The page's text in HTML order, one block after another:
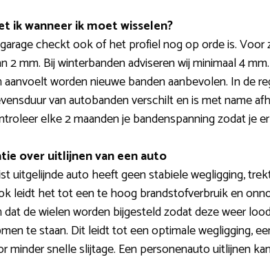
ik wanneer ik moet wisselen?
checkt ook of het profiel nog op orde is.
2 mm. Bij winterbanden adviseren wij minimaal 4
worden nieuwe banden aanbevolen. In de
van autobanden verschilt en is met name
elke 2 maanden je bandenspanning zodat je
over uitlijnen van een auto
uitgelijnde auto heeft geen stabiele wegligging,
leidt het tot een te hoog brandstofverbruik en
de wielen worden bijgesteld zodat deze weer
te staan. Dit leidt tot een optimale wegligging,
minder snelle slijtage. Een personenauto uitlijnen